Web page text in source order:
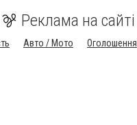
Реклама на сайті
Авто / Мото Оголошення